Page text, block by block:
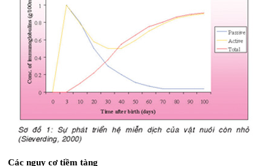
Các nguy cơ tiềm tàng